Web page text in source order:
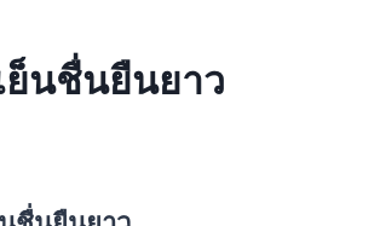
ย็นชื่นยืนยาว